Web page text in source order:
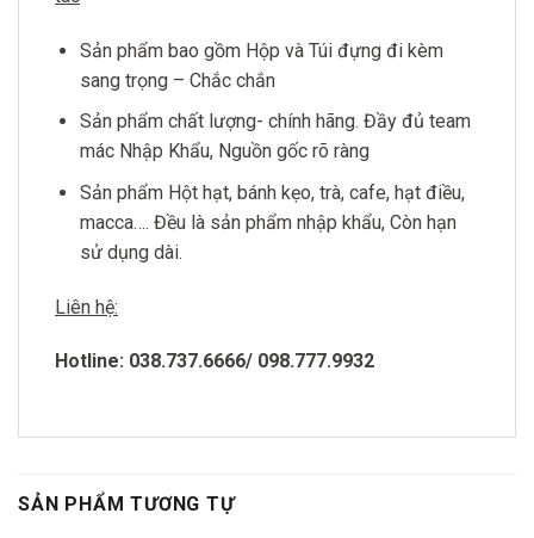
Sản phẩm bao gồm Hộp và Túi đựng đi kèm
sang trọng – Chắc chắn
Sản phẩm chất lượng- chính hãng. Đầy đủ team
mác Nhập Khẩu, Nguồn gốc rõ ràng
Sản phẩm Hột hạt, bánh kẹo, trà, cafe, hạt điều,
macca…. Đều là sản phẩm nhập khẩu, Còn hạn
sử dụng dài.
Liên hệ:
Hotline: 038.737.6666/ 098.777.9932
SẢN PHẨM TƯƠNG TỰ